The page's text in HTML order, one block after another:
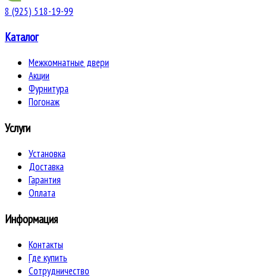
8 (925) 518-19-99
Каталог
Межкомнатные двери
Акции
Фурнитура
Погонаж
Услуги
Установка
Доставка
Гарантия
Оплата
Информация
Контакты
Где купить
Сотрудничество